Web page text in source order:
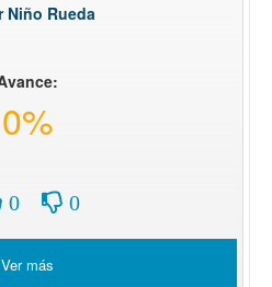
Niño Rueda
0%
0 0
Ver más